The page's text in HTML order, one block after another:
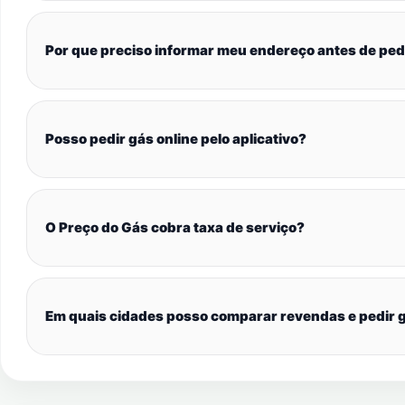
Por que preciso informar meu endereço antes de
Posso pedir gás online pelo aplicativo?
O Preço do Gás cobra taxa de serviço?
Em quais cidades posso comparar revendas e pedir